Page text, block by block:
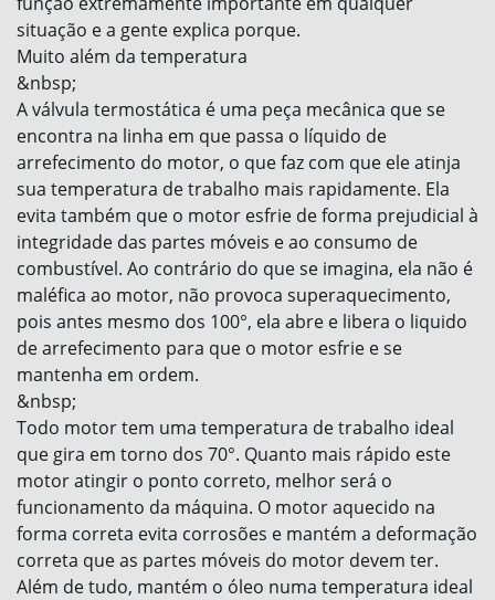
situação e a gente explica porque.
Muito além da temperatura
&nbsp;
A válvula termostática é uma peça mecânica que se
encontra na linha em que passa o líquido de
arrefecimento do motor, o que faz com que ele atinja
sua temperatura de trabalho mais rapidamente. Ela
evita também que o motor esfrie de forma prejudicial à
integridade das partes móveis e ao consumo de
combustível. Ao contrário do que se imagina, ela não é
maléfica ao motor, não provoca superaquecimento,
pois antes mesmo dos 100°, ela abre e libera o liquido
de arrefecimento para que o motor esfrie e se
mantenha em ordem.
&nbsp;
Todo motor tem uma temperatura de trabalho ideal
que gira em torno dos 70°. Quanto mais rápido este
motor atingir o ponto correto, melhor será o
funcionamento da máquina. O motor aquecido na
forma correta evita corrosões e mantém a deformação
correta que as partes móveis do motor devem ter.
Além de tudo, mantém o óleo numa temperatura ideal